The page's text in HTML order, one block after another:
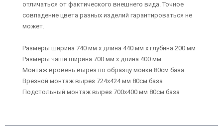
отличаться от фактического внешнего вида. Точное
совпадение цвета разных изделий гарантироваться не
может.
Размеры ширина 740 мм x длина 440 мм x глубина 200 мм
Размеры чаши ширина 700 мм x длина 400 мм
Монтаж вровень вырез по образцу мойки 80см база
Врезной монтаж вырез 724x424 мм 80см база
Подстольный монтаж вырез 700x400 мм 80см база